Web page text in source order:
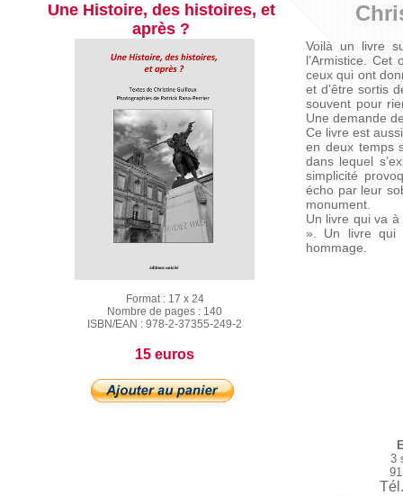
Une Histoire, des histoires, et
après ?
Format : 17 x 24
Nombre de pages : 140
ISBN/EAN : 978-2-37355-249-2
15 euros
Voilà un livre
l’Armistice.
ceux qui ont
et d’être sortis
souvent pour
Une demande
Ce livre est
en deux temps
dans lequel
simplicité
écho par leur
monument.
Un livre qui va
». Un livre qui
hommage.
3